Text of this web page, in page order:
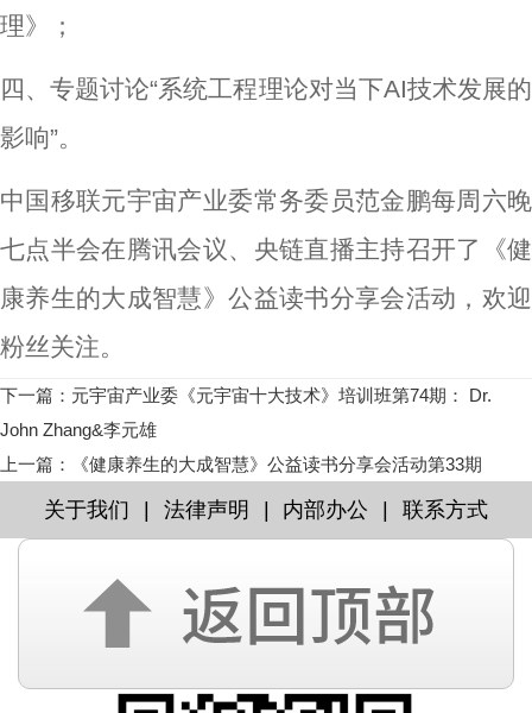
理》；
四、专题讨论“系统工程理论对当下AI技术发展的
影响”。
中国移联元宇宙产业委常务委员范金鹏每周六晚
七点半会在腾讯会议、央链直播主持召开了《健
康养生的大成智慧》公益读书分享会活动，欢迎
粉丝关注。
下一篇 ： 元宇宙产业委《元宇宙十大技术》培训班第74期： Dr.
John Zhang&李元雄
上一篇 ： 《健康养生的大成智慧》公益读书分享会活动第33期
关于我们 | 法律声明 | 内部办公 | 联系方式